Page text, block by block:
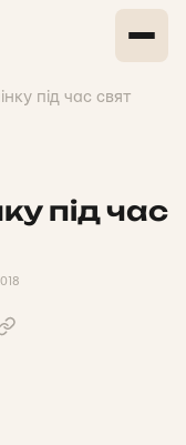
під час свят
під час